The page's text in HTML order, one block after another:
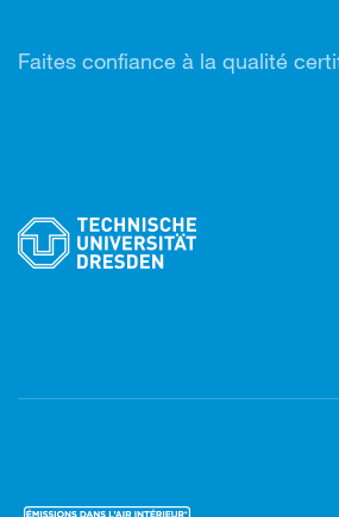
Faites confiance à la qualité